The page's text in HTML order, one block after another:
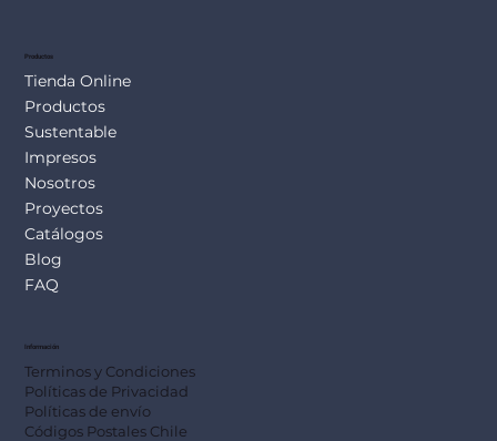
Productos
Tienda Online
Productos
Sustentable
Impresos
Nosotros
Proyectos
Catálogos
Blog
FAQ
Información
Terminos y Condiciones
Políticas de Privacidad
Políticas de envío
Códigos Postales Chile